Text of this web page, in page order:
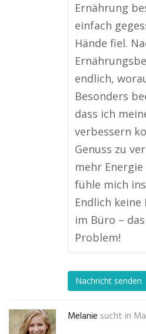
Ernährung
einfach
Hände fiel.
endlich,
Besonders
dass ich
verbessern
Genuss zu
mehr
fühle mich
Endlich
im Büro –
Problem!
Nachricht senden
Melanie sucht in